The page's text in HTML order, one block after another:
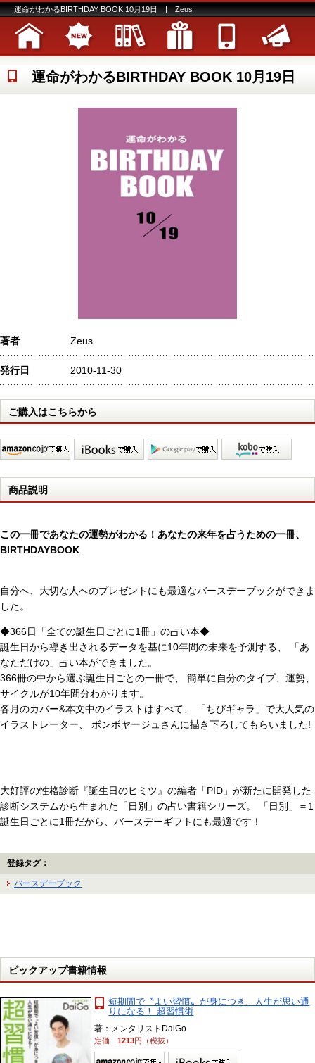
運命がわかるBIRTHDAY BOOK 10月19日 | Zeus
運命がわかるBIRTHDAY BOOK 10月19日
著者 Zeus
発行日 2010-11-30
ご購入はこちらから
商品説明
この一冊であなたの運勢がわかる！あなたの来年を占うための一冊、
BIRTHDAYBOOK
自分へ、大切な人へのプレゼントにも最適なバースデーブックができま
した。
◆366日「全ての誕生日ごとに1冊」の占い本◆
誕生日から導き出されるデータを基に10年間の未来を予測する、 「あ
なただけの」占い本ができました。
366冊の中から選ぶ誕生日ごとの一冊で、 簡単に自分のタイプ、運勢、
サイクルが10年間分わかります。
各月のカバー&本文中のイラストはすべて、 「ちびギャラ」で大人気の
イラストレーター、 ボンボヤージュさんに描き下ろしてもらいました!
大好評の性格診断『誕生日のヒミツ』の編者「PID」が新たに開発した
診断システムから生まれた「日別」の占い書籍シリーズ。 「日別」＝1
誕生日ごとに1冊だから、バースデーギフトにも最適です！
登録タグ：
バースデーブック
ピックアップ書籍情報
短期間で〝よい習慣〟が身につき、人生が思い通
りになる！ 超習慣術
著：メンタリストDaiGo
定価1213円（税抜）